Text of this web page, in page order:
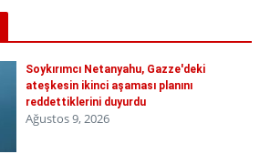
Soykırımcı Netanyahu, Gazze'deki
ateşkesin ikinci aşaması planını
reddettiklerini duyurdu
Ağustos 9, 2026